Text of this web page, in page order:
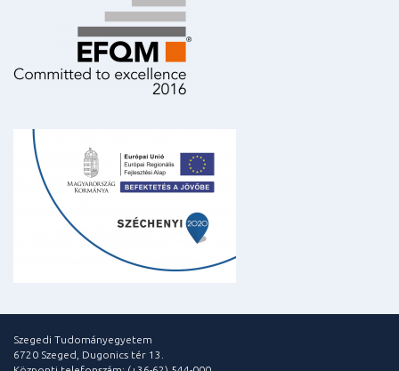
Szegedi Tudományegyetem
6720 Szeged, Dugonics tér 13.